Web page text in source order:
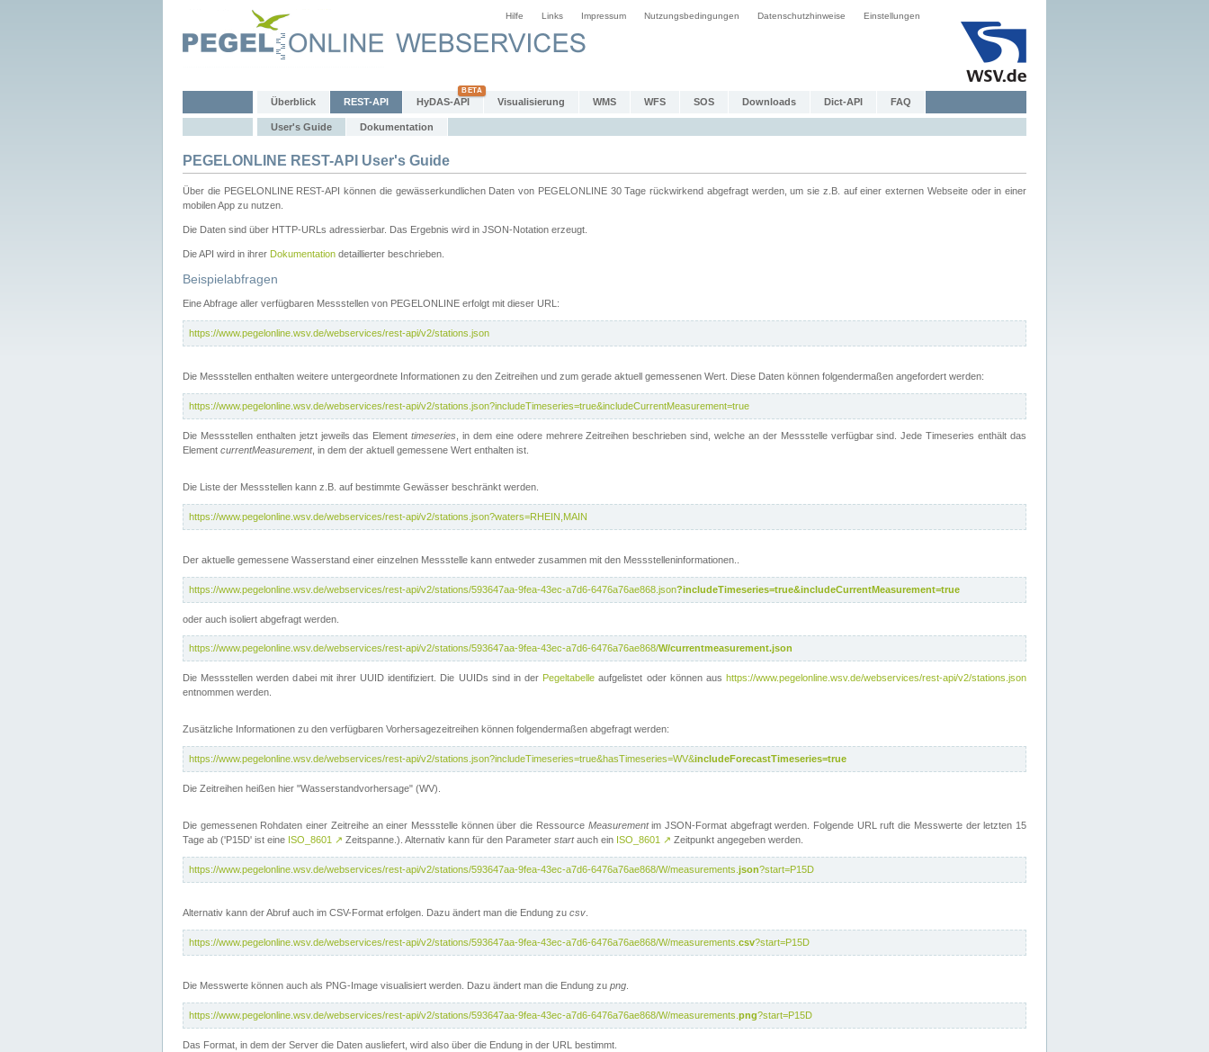
Hilfe Links Impressum Nutzungsbedingungen Datenschutzhinweise Einstellungen
Überblick REST-API HyDAS-API Visualisierung WMS WFS SOS Downloads Dict-API FAQ
User's Guide Dokumentation
PEGELONLINE REST-API User's Guide
Über die PEGELONLINE REST-API können die gewässerkundlichen Daten von PEGELONLINE 30 Tage rückwirkend abgefragt werden, um sie z.B. auf einer externen Webseite oder in einer
mobilen App zu nutzen.
Die Daten sind über HTTP-URLs adressierbar. Das Ergebnis wird in JSON-Notation erzeugt.
Die API wird in ihrer Dokumentation detaillierter beschrieben.
Beispielabfragen
Eine Abfrage aller verfügbaren Messstellen von PEGELONLINE erfolgt mit dieser URL:
https://www.pegelonline.wsv.de/webservices/rest-api/v2/stations.json
Die Messstellen enthalten weitere untergeordnete Informationen zu den Zeitreihen und zum gerade aktuell gemessenen Wert. Diese Daten können folgendermaßen angefordert werden:
https://www.pegelonline.wsv.de/webservices/rest-api/v2/stations.json?includeTimeseries=true&includeCurrentMeasurement=true
Die Messstellen enthalten jetzt jeweils das Elementtimeseries , in dem eine odere mehrere Zeitreihen beschrieben sind, welche an der Messstelle verfügbar sind. Jede Timeseries enthält das
Element currentMeasurement, in dem der aktuell gemessene Wert enthalten ist.
Die Liste der Messstellen kann z.B. auf bestimmte Gewässer beschränkt werden.
https://www.pegelonline.wsv.de/webservices/rest-api/v2/stations.json?waters=RHEIN,MAIN
Der aktuelle gemessene Wasserstand einer einzelnen Messstelle kann entweder zusammen mit den Messstelleninformationen..
https://www.pegelonline.wsv.de/webservices/rest-api/v2/stations/593647aa-9fea-43ec-a7d6-6476a76ae868.json?includeTimeseries=true&includeCurrentMeasurement=true
oder auch isoliert abgefragt werden.
https://www.pegelonline.wsv.de/webservices/rest-api/v2/stations/593647aa-9fea-43ec-a7d6-6476a76ae868/W/currentmeasurement.json
Die Messstellen werden dabei mit ihrer UUID identifiziert. Die UUIDs sind in der Pegeltabelle aufgelistet oder können aushttps://www.pegelonline.wsv.de/webservices/rest-api/v2/stations.json
entnommen werden.
Zusätzliche Informationen zu den verfügbaren Vorhersagezeitreihen können folgendermaßen abgefragt werden:
https://www.pegelonline.wsv.de/webservices/rest-api/v2/stations.json?includeTimeseries=true&hasTimeseries=WV&includeForecastTimeseries=true
Die Zeitreihen heißen hier "Wasserstandvorhersage" (WV).
Die gemessenen Rohdaten einer Zeitreihe an einer Messstelle können über die Ressource Measurementim JSON-Format abgefragt werden. Folgende URL ruft die Messwerte der letzten 15
Tage ab ('P15D' ist eine ISO_8601 ↗ Zeitspanne.). Alternativ kann für den Parameter startauch ein ISO_8601 ↗ Zeitpunkt angegeben werden.
https://www.pegelonline.wsv.de/webservices/rest-api/v2/stations/593647aa-9fea-43ec-a7d6-6476a76ae868/W/measurements. json?start=P15D
Alternativ kann der Abruf auch im CSV-Format erfolgen. Dazu ändert man die Endung zu csv
https://www.pegelonline.wsv.de/webservices/rest-api/v2/stations/593647aa-9fea-43ec-a7d6-6476a76ae868/W/measurements. csv?start=P15D
Die Messwerte können auch als PNG-Image visualisiert werden. Dazu ändert man die Endung zu png
https://www.pegelonline.wsv.de/webservices/rest-api/v2/stations/593647aa-9fea-43ec-a7d6-6476a76ae868/W/measurements. png?start=P15D
Das Format, in dem der Server die Daten ausliefert, wird also über die Endung in der URL bestimmt.